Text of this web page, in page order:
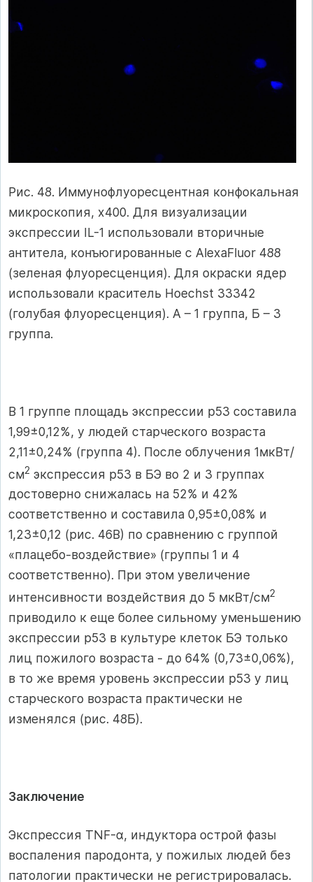
Рис. 48. Иммунофлуоресцентная конфокальная
микроскопия, х400. Для визуализации
экспрессии IL-1 использовали вторичные
антитела, конъюгированные с AlexaFluor 488
(зеленая флуоресценция). Для окраски ядер
использовали краситель Hoechst 33342
(голубая флуоресценция). А – 1 группа, Б – 3
группа.
В 1 группе площадь экспрессии р53 составила
1,99±0,12%, у людей старческого возраста
2,11±0,24% (группа 4). После облучения 1мкВт/
см2 экспрессия р53 в БЭ во 2 и 3 группах
достоверно снижалась на 52% и 42%
соответственно и составила 0,95±0,08% и
1,23±0,12 (рис. 46В) по сравнению с группой
«плацебо-воздействие» (группы 1 и 4
соответственно). При этом увеличение
интенсивности воздействия до 5 мкВт/см2
приводило к еще более сильному уменьшению
экспрессии р53 в культуре клеток БЭ только
лиц пожилого возраста - до 64% (0,73±0,06%),
в то же время уровень экспрессии р53 у лиц
старческого возраста практически не
изменялся (рис. 48Б).
Заключение
Экспрессия TNF-α, индуктора острой фазы
воспаления пародонта, у пожилых людей без
патологии практически не регистрировалась.